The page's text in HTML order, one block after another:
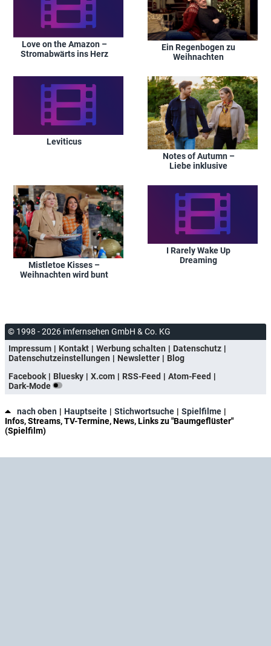
Love on the Amazon –
Stromabwärts ins Herz
Ein Regenbogen zu
Weihnachten
Leviticus
Notes of Autumn –
Liebe inklusive
Mistletoe Kisses –
Weihnachten wird bunt
I Rarely Wake Up
Dreaming
© 1998 - 2026 imfernsehen GmbH & Co. KG
Impressum
Kontakt Werbung schalten
Datenschutz
Datenschutzeinstellungen
Newsletter
Blog
Facebook
Bluesky X.com RSS-Feed
Atom-Feed
Dark-Mode
nach oben Hauptseite Stichwortsuche
Spielfilme
Infos, Streams, TV-Termine, News, Links zu "Baumgeflüster"
(Spielfilm)